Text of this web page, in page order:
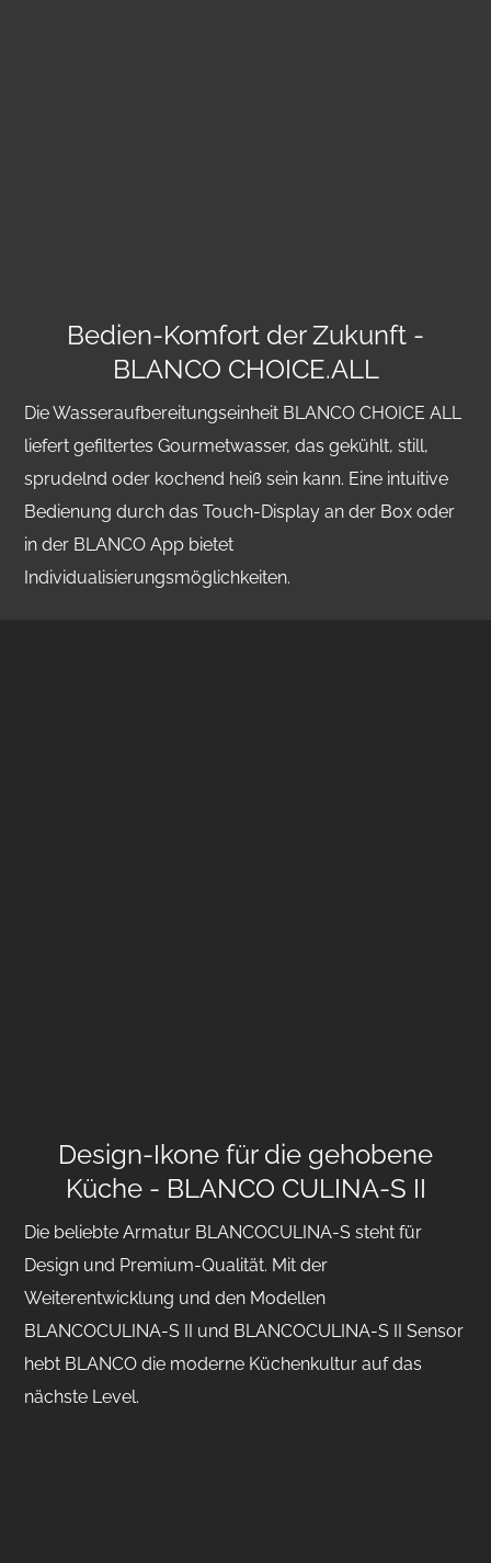
Bedien-Komfort der Zukunft -
BLANCO CHOICE.ALL
Die Wasseraufbereitungseinheit BLANCO CHOICE ALL
liefert gefiltertes Gourmetwasser, das gekühlt, still,
sprudelnd oder kochend heiß sein kann. Eine intuitive
Bedienung durch das Touch-Display an der Box oder
in der BLANCO App bietet
Individualisierungsmöglichkeiten.
Design-Ikone für die gehobene
Küche - BLANCO CULINA-S II
Die beliebte Armatur BLANCOCULINA-S steht für
Design und Premium-Qualität. Mit der
Weiterentwicklung und den Modellen
BLANCOCULINA-S II und BLANCOCULINA-S II Sensor
hebt BLANCO die moderne Küchenkultur auf das
nächste Level.